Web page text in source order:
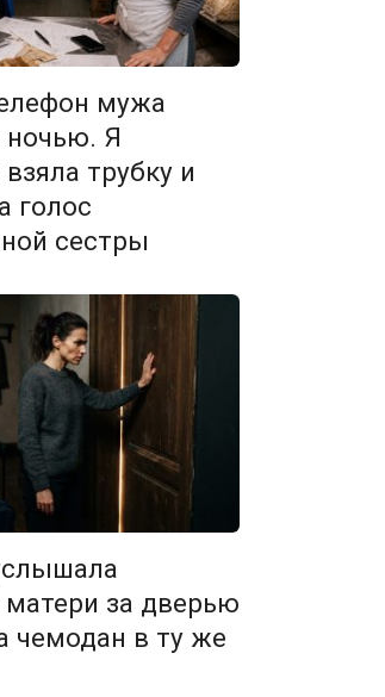
мужа
ночью. Я
трубку и
голос
сестры
матери за дверью
чемодан в ту же